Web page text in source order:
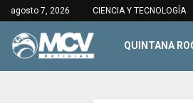
agosto 7, 2026 CIENCIA Y TECNOLOGÍA
QUINTANA